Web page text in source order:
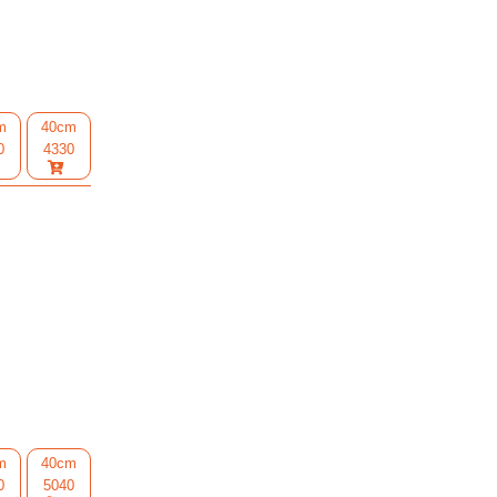
40cm
4330
40cm
5040